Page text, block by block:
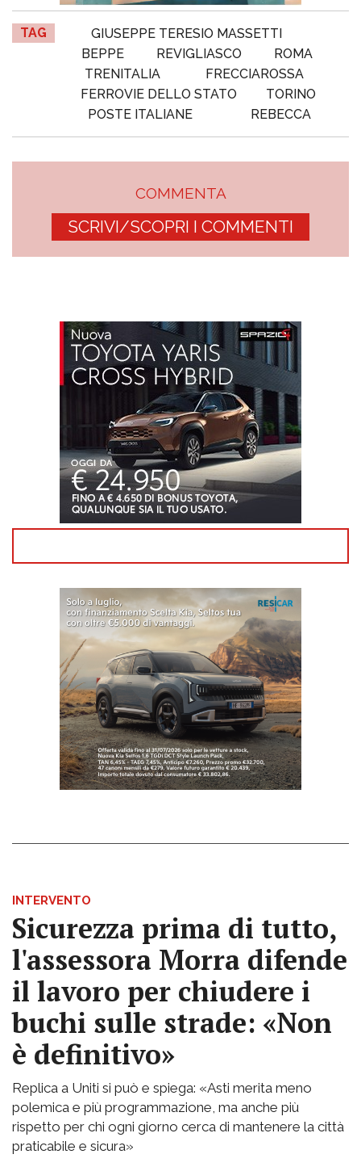
TAG
GIUSEPPE TERESIO MASSETTI
BEPPE
REVIGLIASCO
ROMA
TRENITALIA
FRECCIAROSSA
FERROVIE DELLO STATO
TORINO
POSTE ITALIANE
REBECCA
COMMENTA
SCRIVI/SCOPRI I COMMENTI
INTERVENTO
Sicurezza prima di tutto,
l'assessora Morra difende
il lavoro per chiudere i
buchi sulle strade: «Non
è definitivo»
Replica a Uniti si può e spiega: «Asti merita meno
polemica e più programmazione, ma anche più
rispetto per chi ogni giorno cerca di mantenere la città
praticabile e sicura»